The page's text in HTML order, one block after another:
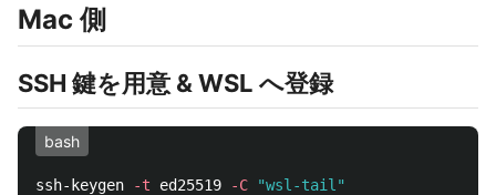
Mac 側
SSH 鍵を用意 & WSL へ登録
bash
ssh-keygen -t ed25519 -C
"wsl-tail"